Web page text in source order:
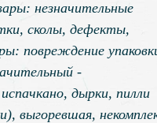
незначительные
сколы, дефекты,
повреждение
-
дырки, пилли
выгоревшая,